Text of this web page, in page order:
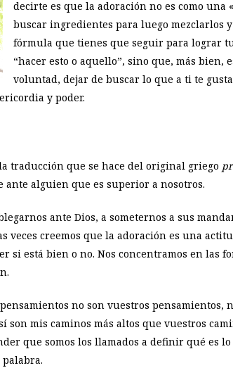
decirte es que la adoración no es como una
buscar ingredientes para luego mezclarlos
fórmula que tienes que seguir para lograr
“hacer esto o aquello”, sino que, más bien,
voluntad, dejar de buscar lo que a ti te
y poder.
traducción que se hace del original griego
alguien que es superior a nosotros.
ante Dios, a someternos a sus
veces creemos que la adoración es una
si está bien o no. Nos concentramos en las
no son vuestros pensamientos,
son mis caminos más altos que vuestros
que somos los llamados a definir qué es